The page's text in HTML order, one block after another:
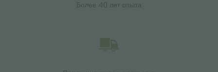
Более 40 лет опыта